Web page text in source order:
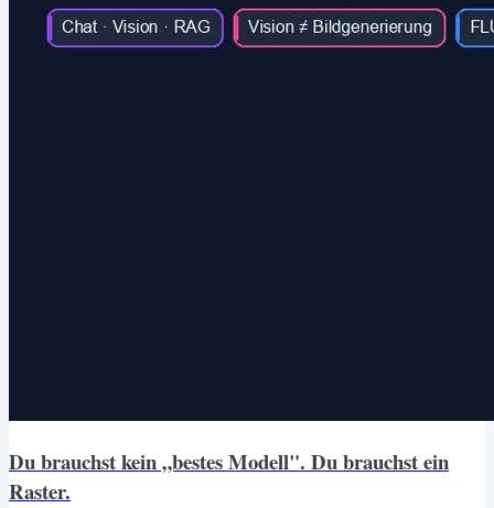
Du brauchst kein „bestes Modell". Du brauchst ein
Raster.